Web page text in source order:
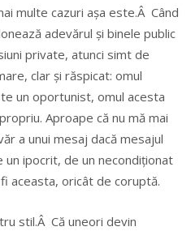
multe cazuri așa este.Â Când
adevărul și binele public
private, atunci simt de
clar și răspicat: omul
un oportunist, omul acesta
Aproape că nu mă mai
a unui mesaj dacă mesajul
ipocrit, de un necondiționat
aceasta, oricât de coruptă.
stil.Â Că uneori devin